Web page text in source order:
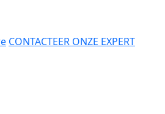
CONTACTEER ONZE EXPERT